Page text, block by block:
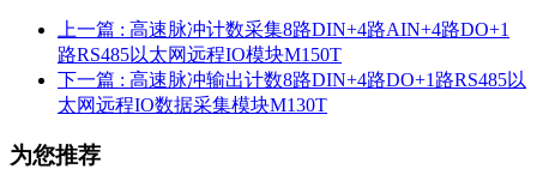
上一篇 : 高速脉冲计数采集8路DIN+4路AIN+4路DO+1
路RS485以太网远程IO模块M150T
下一篇 : 高速脉冲输出计数8路DIN+4路DO+1路RS485以
太网远程IO数据采集模块M130T
为您推荐